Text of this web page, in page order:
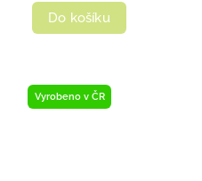
Do košíku
Vyrobeno v ČR